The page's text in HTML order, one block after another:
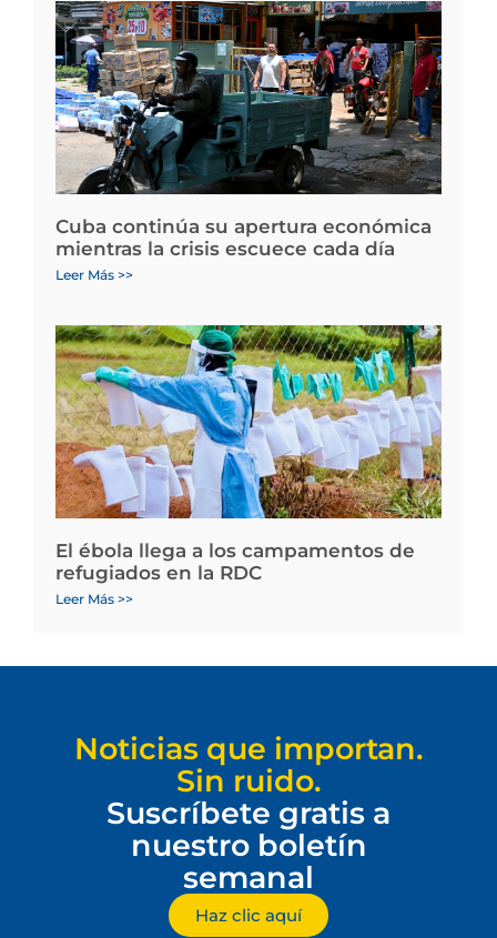
Cuba continúa su apertura económica
mientras la crisis escuece cada día
Leer Más >>
El ébola llega a los campamentos de
refugiados en la RDC
Leer Más >>
Noticias que importan.
Sin ruido.
Suscríbete gratis a
nuestro boletín
semanal
Haz clic aquí